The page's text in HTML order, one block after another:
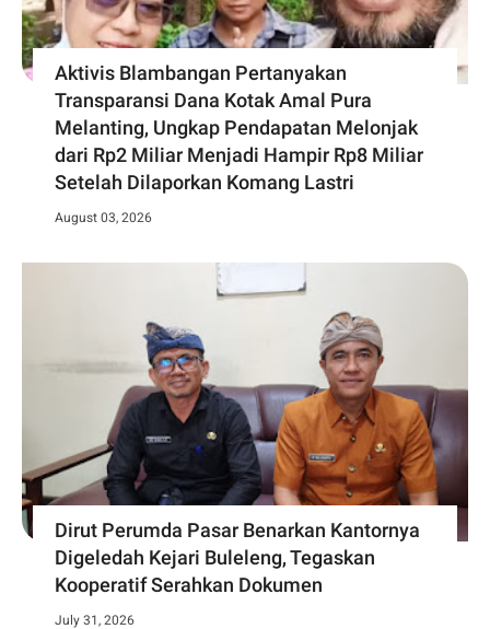
Aktivis Blambangan Pertanyakan
Transparansi Dana Kotak Amal Pura
Melanting, Ungkap Pendapatan Melonjak
dari Rp2 Miliar Menjadi Hampir Rp8 Miliar
Setelah Dilaporkan Komang Lastri
August 03, 2026
Dirut Perumda Pasar Benarkan Kantornya
Digeledah Kejari Buleleng, Tegaskan
Kooperatif Serahkan Dokumen
July 31, 2026